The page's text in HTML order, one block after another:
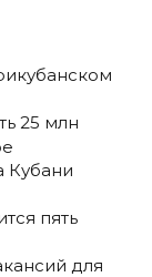
25 млн
Кубани
пять
для